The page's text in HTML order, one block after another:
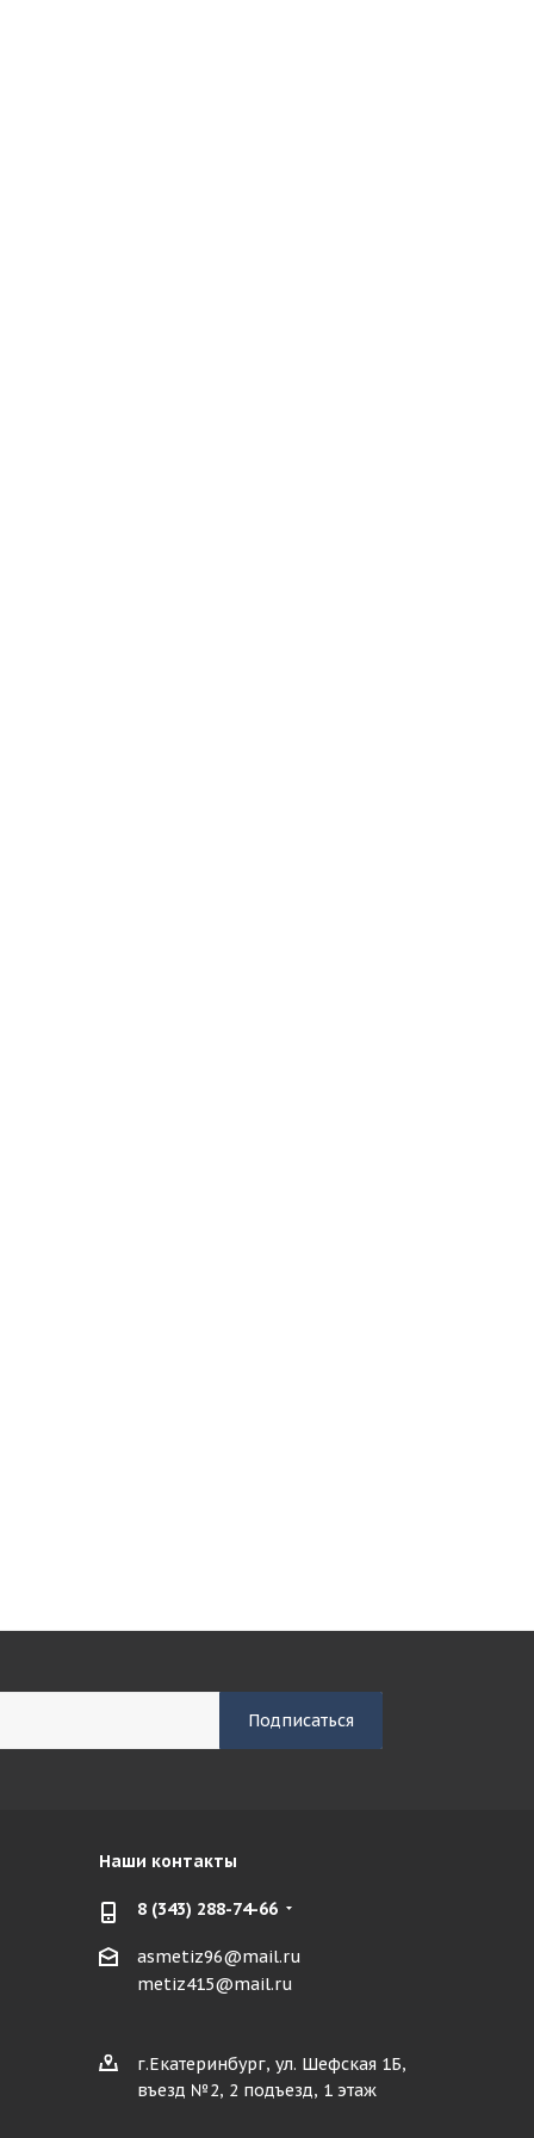
Наши контакты
8 (343) 288-74-66
asmetiz96@mail.ru
metiz415@mail.ru
г.Екатеринбург, ул. Шефская 1Б,
въезд №2, 2 подъезд, 1 этаж